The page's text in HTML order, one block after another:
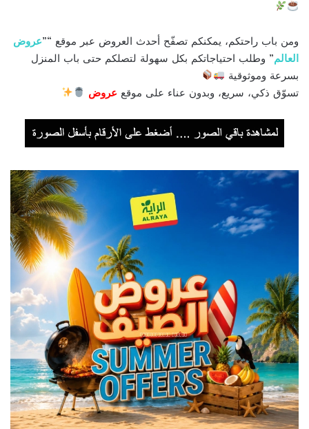
ومن باب راحتكم، يمكنكم تصفّح أحدث العروض عبر موقع “”عروض
العالم” وطلب احتياجاتكم بكل سهولة لتصلكم حتى باب المنزل
بسرعة وموثوقية
تسوّق ذكي، سريع، وبدون عناء على موقع عروض